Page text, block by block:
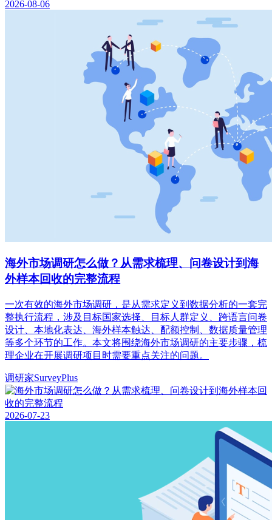
2026-08-06
海外市场调研怎么做？从需求梳理、问卷设计到海
外样本回收的完整流程
一次有效的海外市场调研，是从需求定义到数据分析的一套完
整执行流程，涉及目标国家选择、目标人群定义、跨语言问卷
设计、本地化表达、海外样本触达、配额控制、数据质量管理
等多个环节的工作。本文将围绕海外市场调研的主要步骤，梳
理企业在开展调研项目时需要重点关注的问题。
调研家SurveyPlus
2026-07-23